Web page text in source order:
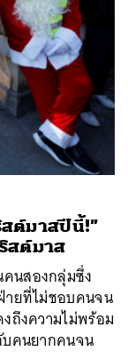
สต์มาสปีนี้!”
สต์มาส
คนสองกลุ่มซึ่ง
ายที่ไม่ชอบคนจน
ถึงความไม่พร้อม
บคนยากคนจน